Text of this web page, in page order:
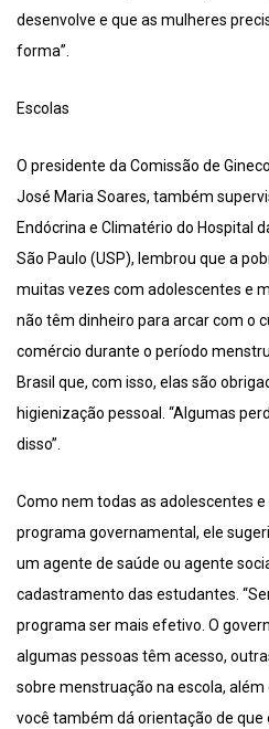
desenvolve e que as mulheres
forma”.
Escolas
O presidente da Comissão de
José Maria Soares, também
Endócrina e Climatério do Hospital
São Paulo (USP), lembrou que a
muitas vezes com adolescentes e
não têm dinheiro para arcar com o
comércio durante o período
Brasil que, com isso, elas são
higienização pessoal. “Algumas
disso”.
Como nem todas as adolescentes
programa governamental, ele
um agente de saúde ou agente
cadastramento das estudantes.
programa ser mais efetivo. O
algumas pessoas têm acesso,
sobre menstruação na escola,
você também dá orientação de